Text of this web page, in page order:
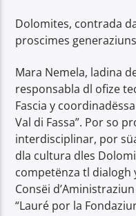
Dolomites, contrada
proscimes generaziuns
Mara Nemela, ladina
responsabla dl ofize
Fascia y
Val di Fassa”. Por so
interdisciplinar, por
dla cultura dles
competënza tl dialogh
Consëi
“Lauré por la